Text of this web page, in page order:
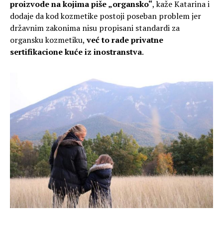
proizvode na kojima piše „organsko“, kaže Katarina i
dodaje da kod kozmetike postoji poseban problem jer
državnim zakonima nisu propisani standardi za
organsku kozmetiku,već to rade privatne
sertifikacione kuće iz inostranstva.